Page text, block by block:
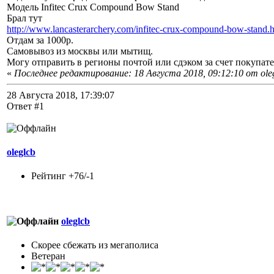
Модель Infitec Crux Compound Bow Stand
Брал тут
http://www.lancasterarchery.com/infitec-crux-compound-bow-
Отдам за 1000р.
Самовывоз из москвы или мытищ.
Могу отправить в регионы почтой или сдэком за счет
« Последнее редактирование: 18 Августа 2018, 09:12:10 от
28 Августа 2018, 17:39:07
Ответ #1
oleglcb
Рейтинг +76/-1
oleglcb
Скорее сбежать из мегаполиса
Ветеран